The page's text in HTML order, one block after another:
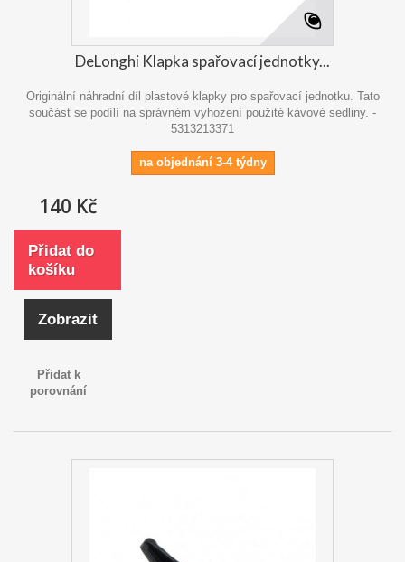
DeLonghi Klapka spařovací jednotky...
Originální náhradní díl plastové klapky pro spařovací jednotku. Tato
součást se podílí na správném vyhození použité kávové sedliny. -
5313213371
na objednání 3-4 týdny
140 Kč
Přidat do
košíku
Zobrazit
Přidat k
porovnání